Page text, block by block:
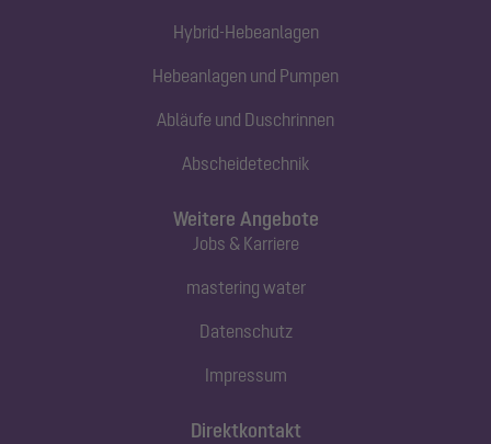
Hybrid-Hebeanlagen
Hebeanlagen und Pumpen
Abläufe und Duschrinnen
Abscheidetechnik
Direktkontakt
Weitere Angebote
Jobs & Karriere
mastering water
Datenschutz
Impressum